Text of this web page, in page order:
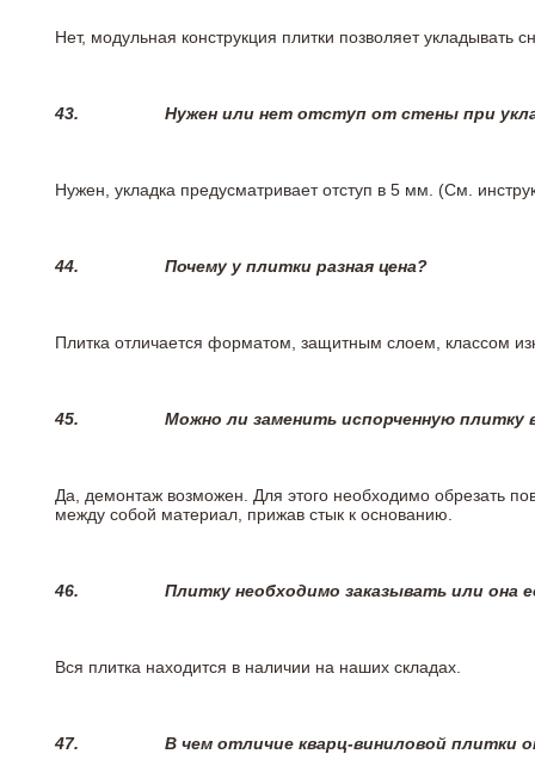
Нет, модульная конструкция плитки позволяет
43. Нужен или нет отступ от стены при
Нужен, укладка предусматривает отступ в 5 мм. (См.
44. Почему у плитки разная цена?
Плитка отличается форматом, защитным слоем, классом
45. Можно ли заменить испорченную плитку
Да, демонтаж возможен. Для этого необходимо обрезать
между собой материал, прижав стык к основанию.
46. Плитку необходимо заказывать или она
Вся плитка находится в наличии на наших складах.
47. В чем отличие кварц-виниловой плитки